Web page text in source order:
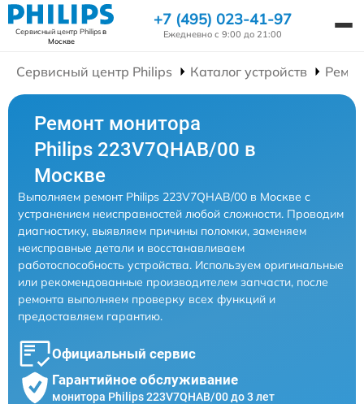
Сервисный центр Philipsв
Москве
+7 (495) 023-41-97
Ежедневно с 9:00 до 21:00
Сервисный центр Philips Каталог устройств
Ремонт монитора
Philips 223V7QHAB/00 в
Москве
Выполняем ремонт Philips 223V7QHAB/00 в Москве с
устранением неисправностей любой сложности. Проводим
диагностику, выявляем причины поломки, заменяем
неисправные детали и восстанавливаем
работоспособность устройства. Используем оригинальные
или рекомендованные производителем запчасти, после
ремонта выполняем проверку всех функций и
предоставляем гарантию.
Официальный сервис
Гарантийное обслуживание
монитора Philips 223V7QHAB/00 до 3 лет